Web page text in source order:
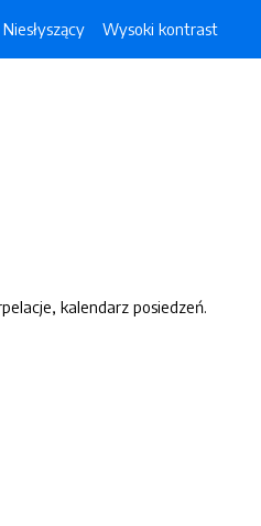
Niesłyszący Wysoki kontrast
kalendarz posiedzeń.